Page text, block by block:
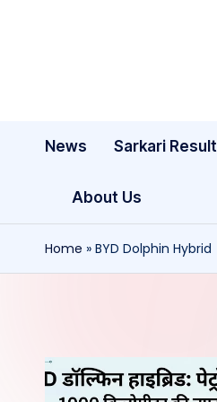
News Sarkari Result
About Us
Home » BYD Dolphin Hybrid